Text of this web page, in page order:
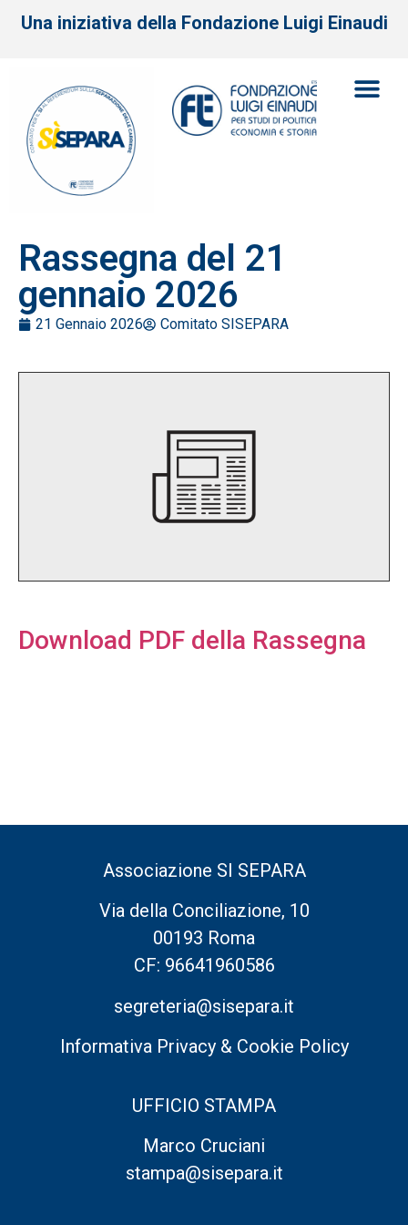
Una iniziativa della Fondazione Luigi Einaudi
Rassegna del 21
gennaio 2026
21 Gennaio 2026 Comitato SISEPARA
Download PDF della Rassegna
Associazione SI SEPARA
Via della Conciliazione, 10
00193 Roma
CF: 96641960586
segreteria@sisepara.it
Informativa Privacy & Cookie Policy
UFFICIO STAMPA
Marco Cruciani
stampa@sisepara.it